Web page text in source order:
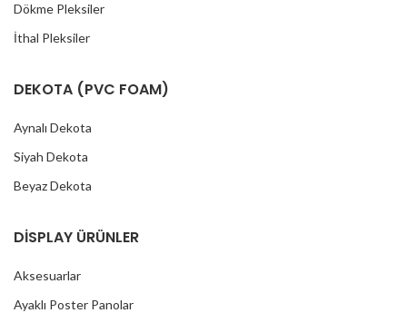
Dökme Pleksiler
İthal Pleksiler
DEKOTA (PVC FOAM)
Aynalı Dekota
Siyah Dekota
Beyaz Dekota
DİSPLAY ÜRÜNLER
Aksesuarlar
Ayaklı Poster Panolar